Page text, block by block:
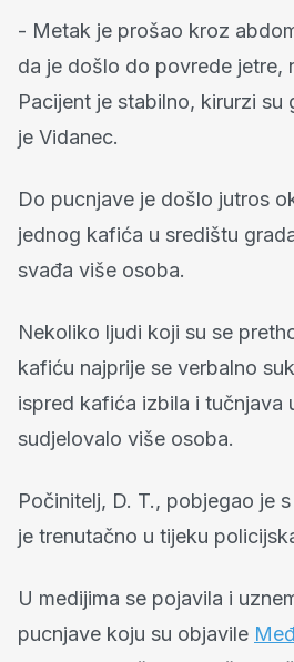
- Metak je prošao kroz
da je došlo do povrede jetre,
Pacijent je stabilno, kirurzi su
je Vidanec.
Do pucnjave je došlo jutros
jednog kafića u središtu
svađa više osoba.
Nekoliko ljudi koji su se
kafiću najprije se verbalno
ispred kafića izbila i tučnjava
sudjelovalo više osoba.
Počinitelj, D. T., pobjegao je
je trenutačno u tijeku
U medijima se pojavila i
pucnjave koju su objavile